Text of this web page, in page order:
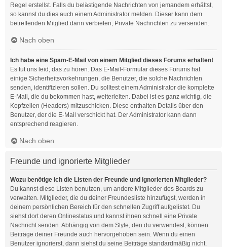
Regel erstellst. Falls du belästigende Nachrichten von jemandem erhältst,
so kannst du dies auch einem Administrator melden. Dieser kann dem
betreffenden Mitglied dann verbieten, Private Nachrichten zu versenden.
Nach oben
Ich habe eine Spam-E-Mail von einem Mitglied dieses Forums erhalten!
Es tut uns leid, das zu hören. Das E-Mail-Formular dieses Forums hat
einige Sicherheitsvorkehrungen, die Benutzer, die solche Nachrichten
senden, identifizieren sollen. Du solltest einem Administrator die komplette
E-Mail, die du bekommen hast, weiterleiten. Dabei ist es ganz wichtig, die
Kopfzeilen (Headers) mitzuschicken. Diese enthalten Details über den
Benutzer, der die E-Mail verschickt hat. Der Administrator kann dann
entsprechend reagieren.
Nach oben
Freunde und ignorierte Mitglieder
Wozu benötige ich die Listen der Freunde und ignorierten Mitglieder?
Du kannst diese Listen benutzen, um andere Mitglieder des Boards zu
verwalten. Mitglieder, die du deiner Freundesliste hinzufügst, werden in
deinem persönlichen Bereich für den schnellen Zugriff aufgelistet. Du
siehst dort deren Onlinestatus und kannst ihnen schnell eine Private
Nachricht senden. Abhängig von dem Style, den du verwendest, können
Beiträge deiner Freunde auch hervorgehoben sein. Wenn du einen
Benutzer ignorierst, dann siehst du seine Beiträge standardmäßig nicht.